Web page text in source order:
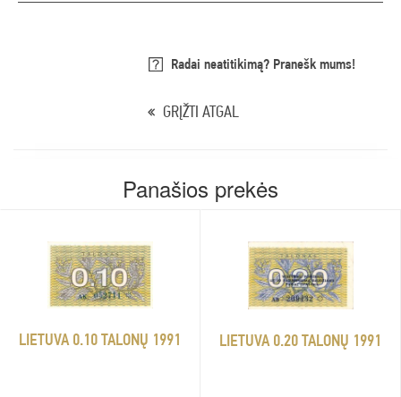
Radai neatitikimą? Pranešk mums!
GRĮŽTI ATGAL
Panašios prekės
LIETUVA 0.10 TALONŲ 1991 LIETUVA 0.20 TALONŲ 1991